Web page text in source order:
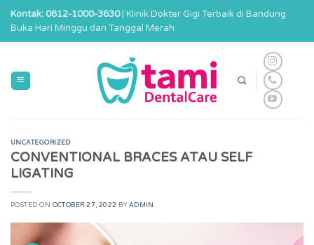
Skip
content
Kontak: 0812-1000-3630| Klinik Dokter Gigi Terbaik di Bandung
Buka Hari Minggu dan Tanggal Merah
UNCATEGORIZED
CONVENTIONAL BRACES ATAU SELF
LIGATING
POSTED ON OCTOBER 27, 2022 BY ADMIN